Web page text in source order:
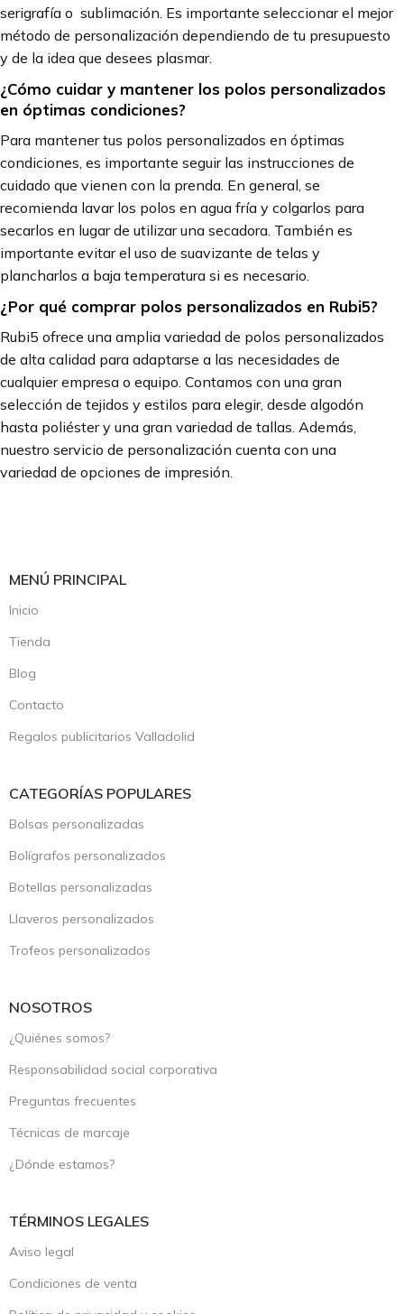
serigrafía o sublimación. Es importante seleccionar el mejor
método de personalización dependiendo de tu presupuesto
y de la idea que desees plasmar.
¿Cómo cuidar y mantener los polos personalizados
en óptimas condiciones?
Para mantener tus polos personalizados en óptimas
condiciones, es importante seguir las instrucciones de
cuidado que vienen con la prenda. En general, se
recomienda lavar los polos en agua fría y colgarlos para
secarlos en lugar de utilizar una secadora. También es
importante evitar el uso de suavizante de telas y
plancharlos a baja temperatura si es necesario.
¿Por qué comprar polos personalizados en Rubi5?
Rubi5 ofrece una amplia variedad de polos personalizados
de alta calidad para adaptarse a las necesidades de
cualquier empresa o equipo. Contamos con una gran
selección de tejidos y estilos para elegir, desde algodón
hasta poliéster y una gran variedad de tallas. Además,
nuestro servicio de personalización cuenta con una
variedad de opciones de impresión.
MENÚ PRINCIPAL
Inicio
Tienda
Blog
Contacto
Regalos publicitarios Valladolid
CATEGORÍAS POPULARES
Bolsas personalizadas
Bolígrafos personalizados
Botellas personalizadas
Llaveros personalizados
Trofeos personalizados
NOSOTROS
¿Quiénes somos?
Responsabilidad social corporativa
Preguntas frecuentes
Técnicas de marcaje
¿Dónde estamos?
TÉRMINOS LEGALES
Aviso legal
Condiciones de venta